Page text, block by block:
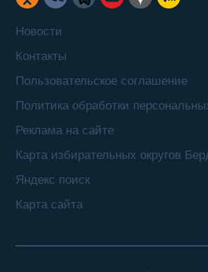
Новости
Контакты
Пользовательское соглашение
Политика обработки
Реклама на сайте
Карта избирательных округов
Яндекс поиск
Карта сайта